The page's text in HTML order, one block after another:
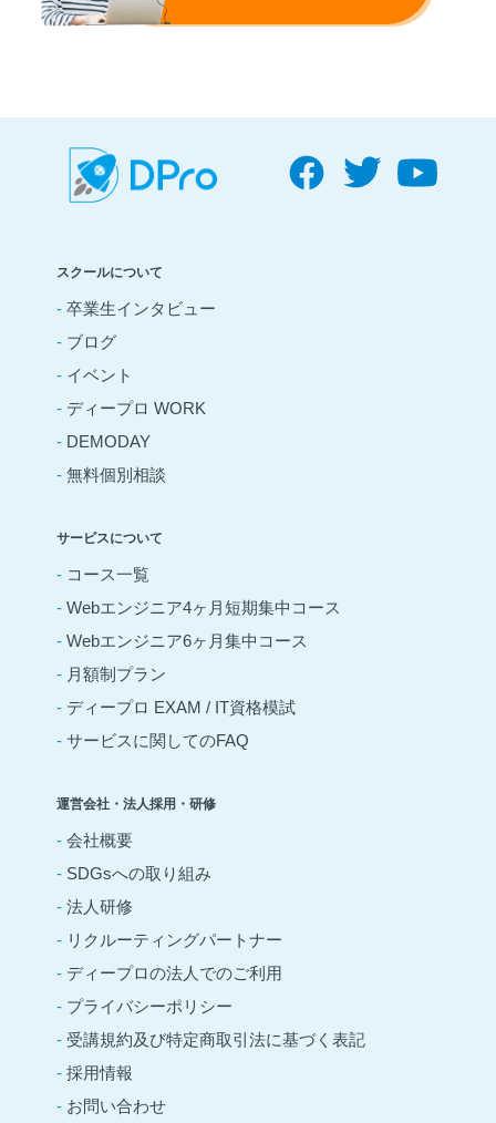
スクールについて
- 卒業生インタビュー
- ブログ
- イベント
- ディープロ WORK
- DEMODAY
- 無料個別相談
サービスについて
- コース一覧
- Webエンジニア4ヶ月短期集中コース
- Webエンジニア6ヶ月集中コース
- 月額制プラン
- ディープロ EXAM / IT資格模試
- サービスに関してのFAQ
運営会社・法人採用・研修
- 会社概要
- SDGsへの取り組み
- 法人研修
- リクルーティングパートナー
- ディープロの法人でのご利用
- プライバシーポリシー
- 受講規約及び特定商取引法に基づく表記
- 採用情報
- お問い合わせ